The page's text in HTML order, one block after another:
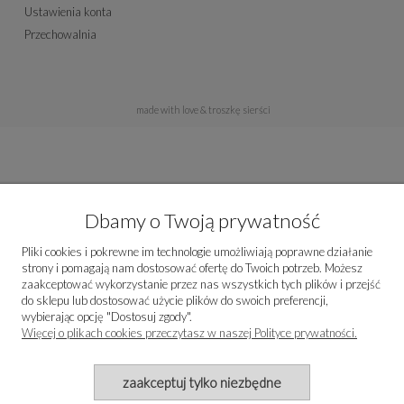
Ustawienia konta
Przechowalnia
made with love & troszkę sierści
Dbamy o Twoją prywatność
Pliki cookies i pokrewne im technologie umożliwiają poprawne działanie
strony i pomagają nam dostosować ofertę do Twoich potrzeb. Możesz
zaakceptować wykorzystanie przez nas wszystkich tych plików i przejść
do sklepu lub dostosować użycie plików do swoich preferencji,
wybierając opcję "Dostosuj zgody".
Więcej o plikach cookies przeczytasz w naszej Polityce prywatności.
zaakceptuj tylko niezbędne